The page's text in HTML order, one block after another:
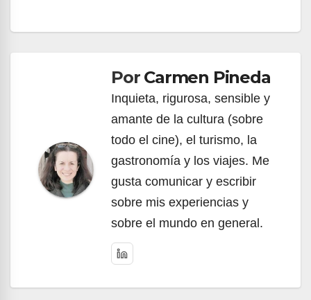
Navegación
entradasPor Carmen Pineda
Inquieta, rigurosa, sensible y
amante de la cultura (sobre
todo el cine), el turismo, la
gastronomía y los viajes. Me
gusta comunicar y escribir
sobre mis experiencias y
sobre el mundo en general.